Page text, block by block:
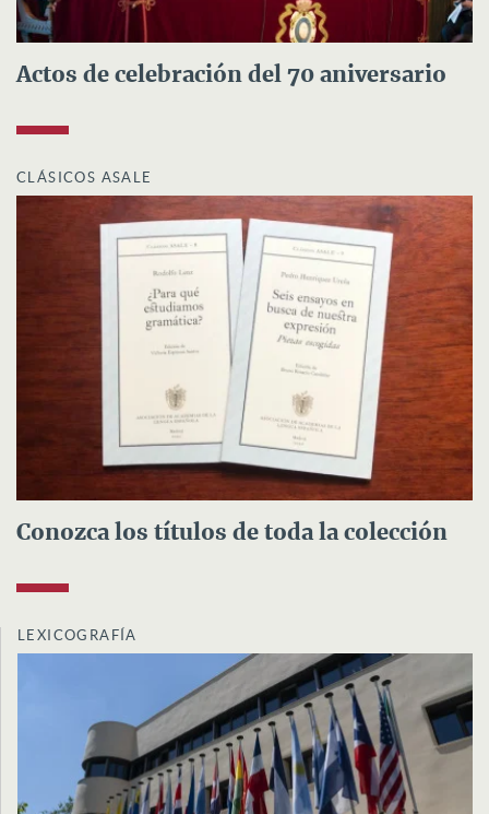
Actos de celebración del 70 aniversario
CLÁSICOS ASALE
Conozca los títulos de toda la colección
LEXICOGRAFÍA